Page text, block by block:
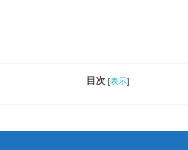
目次 [表示]